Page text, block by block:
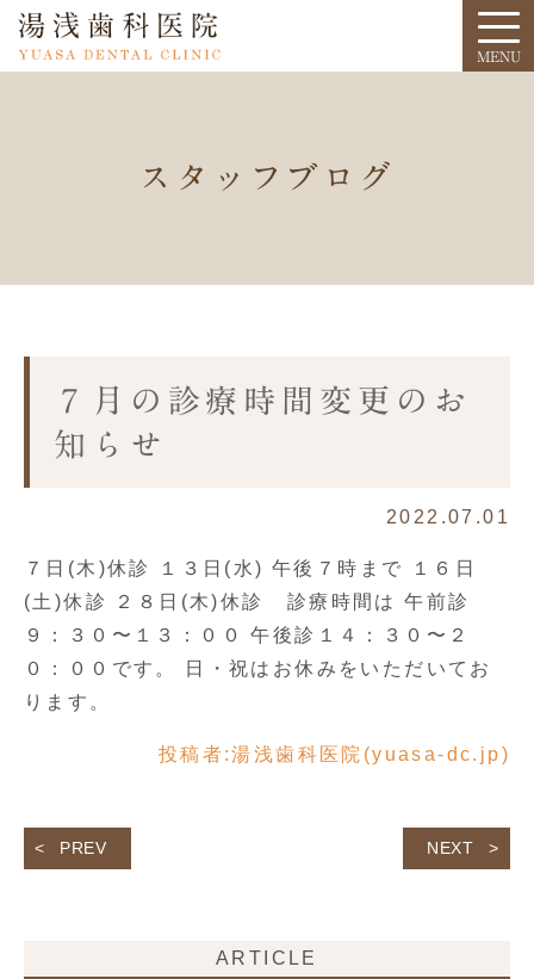
スタッフブログ
７月の診療時間変更のお
知らせ
2022.07.01
７日(木)休診 １３日(水) 午後７時まで １６日
(土)休診 ２８日(木)休診 診療時間は 午前診
９：３０〜１３：００ 午後診１４：３０〜２
０：００です。 日・祝はお休みをいただいてお
ります。
投稿者:湯浅歯科医院(yuasa-dc.jp)
PREV NEXT
ARTICLE